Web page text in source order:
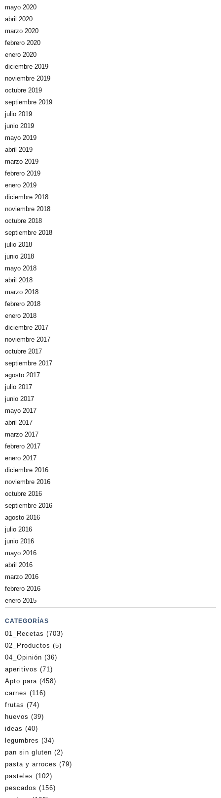
mayo 2020
abril 2020
marzo 2020
febrero 2020
enero 2020
diciembre 2019
noviembre 2019
octubre 2019
septiembre 2019
julio 2019
junio 2019
mayo 2019
abril 2019
marzo 2019
febrero 2019
enero 2019
diciembre 2018
noviembre 2018
octubre 2018
septiembre 2018
julio 2018
junio 2018
mayo 2018
abril 2018
marzo 2018
febrero 2018
enero 2018
diciembre 2017
noviembre 2017
octubre 2017
septiembre 2017
agosto 2017
julio 2017
junio 2017
mayo 2017
abril 2017
marzo 2017
febrero 2017
enero 2017
diciembre 2016
noviembre 2016
octubre 2016
septiembre 2016
agosto 2016
julio 2016
junio 2016
mayo 2016
abril 2016
marzo 2016
febrero 2016
enero 2015
CATEGORÍAS
01_Recetas (703)
02_Productos (5)
04_Opinión (36)
aperitivos (71)
Apto para (458)
carnes (116)
frutas (74)
huevos (39)
ideas (40)
legumbres (34)
pan sin gluten (2)
pasta y arroces (79)
pasteles (102)
pescados (156)